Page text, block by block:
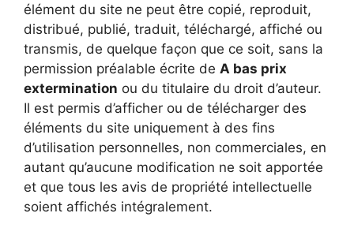
élément du site ne peut être copié, reproduit,
distribué, publié, traduit, téléchargé, affiché ou
transmis, de quelque façon que ce soit, sans la
permission préalable écrite de A bas prix
extermination ou du titulaire du droit d’auteur.
Il est permis d’afficher ou de télécharger des
éléments du site uniquement à des fins
d’utilisation personnelles, non commerciales, en
autant qu’aucune modification ne soit apportée
et que tous les avis de propriété intellectuelle
soient affichés intégralement.